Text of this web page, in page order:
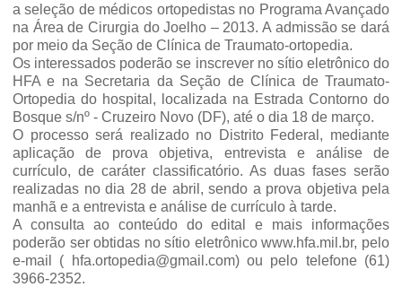
a seleção de médicos ortopedistas no Programa Avançado
na Área de Cirurgia do Joelho – 2013. A admissão se dará
por meio da Seção de Clínica de Traumato-ortopedia.
Os interessados poderão se inscrever no sítio eletrônico do
HFA e na Secretaria da Seção de Clínica de Traumato-
Ortopedia do hospital, localizada na Estrada Contorno do
Bosque s/nº - Cruzeiro Novo (DF), até o dia 18 de março.
O processo será realizado no Distrito Federal, mediante
aplicação de prova objetiva, entrevista e análise de
currículo, de caráter classificatório. As duas fases serão
realizadas no dia 28 de abril, sendo a prova objetiva pela
manhã e a entrevista e análise de currículo à tarde.
A consulta ao conteúdo do edital e mais informações
poderão ser obtidas no sítio eletrônico www.hfa.mil.br, pelo
e-mail ( hfa.ortopedia@gmail.com) ou pelo telefone (61)
3966-2352.